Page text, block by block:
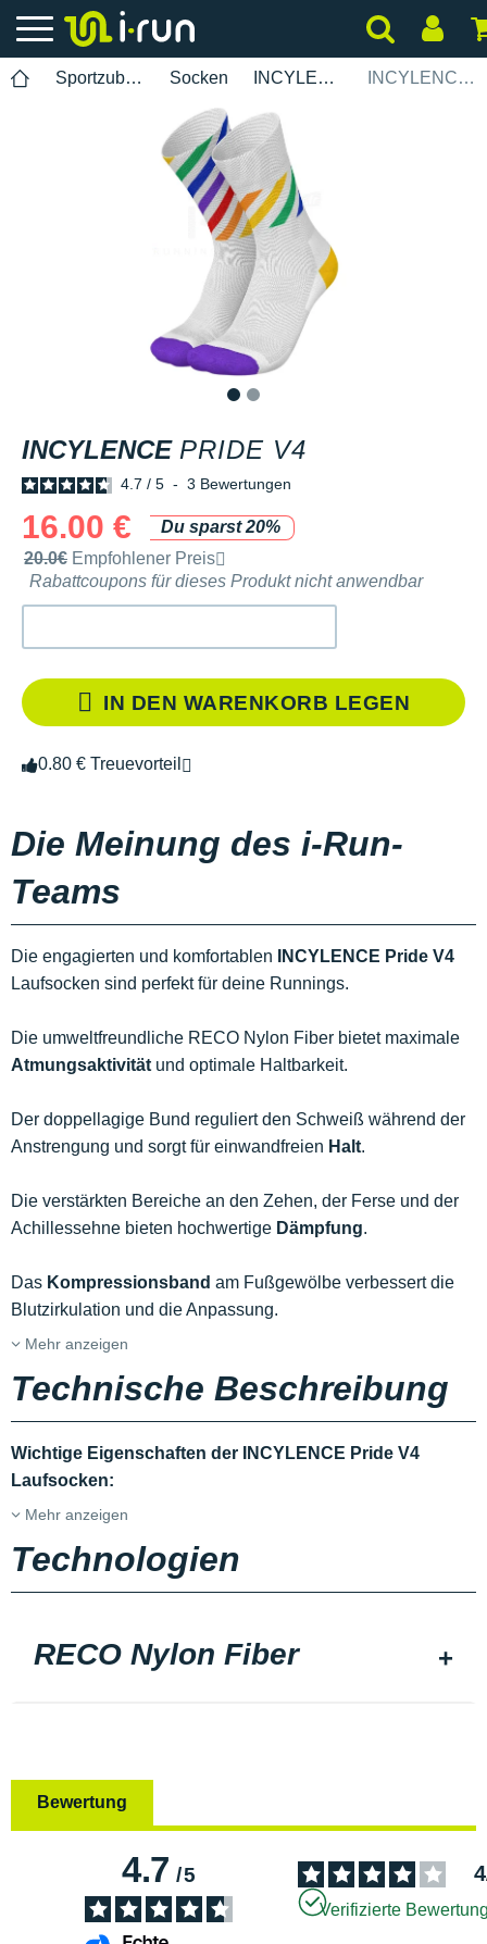
Sportzubehör Socken INCYLENCE INCYLENCE Pride V4
INCYLENCE PRIDE V4
4.7 / 5 - 3 Bewertungen
16.00 €
Du sparst 20%
Unverbindliche Preisempfehlung der Marke
20.0€ Empfohlener Preis
Rabattcoupons für dieses Produkt nicht anwendbar
IN DEN WARENKORB LEGEN
0.80 € Treuevorteil
Die Meinung des i-Run-
Teams
Die engagierten und komfortablen INCYLENCE Pride V4
Laufsocken sind perfekt für deine Runnings.
Die umweltfreundliche RECO Nylon Fiber bietet maximale
Atmungsaktivität und optimale Haltbarkeit.
Der doppellagige Bund reguliert den Schweiß während der
Anstrengung und sorgt für einwandfreien Halt.
Die verstärkten Bereiche an den Zehen, der Ferse und der
Achillessehne bieten hochwertige Dämpfung.
Das Kompressionsband am Fußgewölbe verbessert die
Blutzirkulation und die Anpassung.
Mehr anzeigen
Technische Beschreibung
Wichtige Eigenschaften der INCYLENCE Pride V4
Laufsocken:
Mehr anzeigen
Technologien
RECO Nylon Fiber
Bewertung
4.7/5 4
Verifizierte